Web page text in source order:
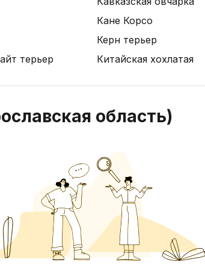
терьер
Кане Корсо
Керн терьер
Китайская хохлатая
область)